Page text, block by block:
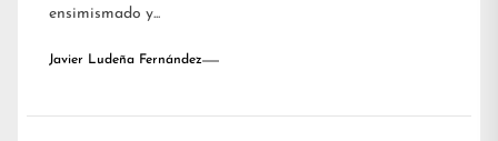
ensimismado y...
Javier Ludeña Fernández